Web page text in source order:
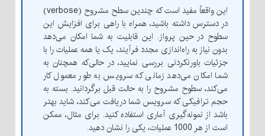
این واقعاً مفید است که چندین سطح مشروح (verbose)
در دسترس داشته باشید، همراه با راهی برای افزایش این
سطوح در حین پرواز. این قابلیت به شما امکان می‌دهد
بدون نیاز به راه‌اندازی مجدد فرآیند، یک یا همه عملیات‌ را با
جزئیات باورنکردنی بررسی نمایید، در حالی‌که همچنان به
شما امکان می‌دهد زمانی که سرویس به طور معمول کار
می‌کند، سطوح مشروح را به حالت قبل برگردانید. بسته به
حجم ترافیکی که سرویس شما دریافت می‌کند، شاید بهتر
باشد از نمونه‌گیری آماری استفاده کنید. برای مثال، ممکن
است از هر 1000 عملیات، یکی را نشان دهید.